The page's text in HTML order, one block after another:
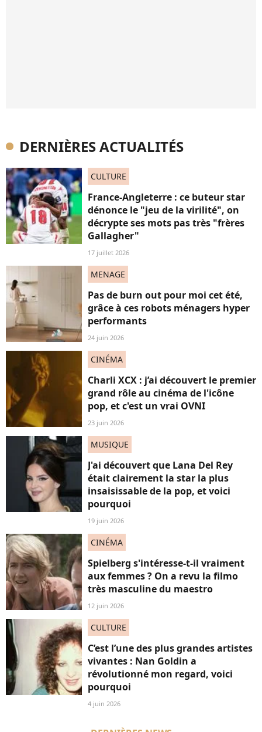
DERNIÈRES ACTUALITÉS
CULTURE
France-Angleterre : ce buteur star
dénonce le "jeu de la virilité", on
décrypte ses mots pas très "frères
Gallagher"
17 juillet 2026
MENAGE
Pas de burn out pour moi cet été,
grâce à ces robots ménagers hyper
performants
24 juin 2026
CINÉMA
Charli XCX : j’ai découvert le premier
grand rôle au cinéma de l'icône
pop, et c'est un vrai OVNI
23 juin 2026
MUSIQUE
J'ai découvert que Lana Del Rey
était clairement la star la plus
insaisissable de la pop, et voici
pourquoi
19 juin 2026
CINÉMA
Spielberg s'intéresse-t-il vraiment
aux femmes ? On a revu la filmo
très masculine du maestro
12 juin 2026
CULTURE
C’est l’une des plus grandes artistes
vivantes : Nan Goldin a
révolutionné mon regard, voici
pourquoi
4 juin 2026